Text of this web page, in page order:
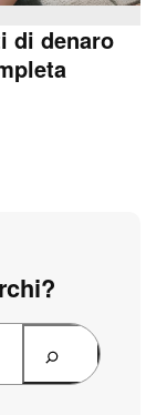
di denaro